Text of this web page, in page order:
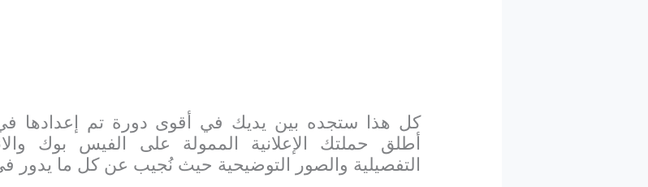
كل هذا ستجده بين يديك في أقوى دورة تم إعدادها في
أطلق حملتك الإعلانية الممولة على الفيس بوك
التفصيلية والصور التوضيحية حيث نُجيب عن كل ما يدور